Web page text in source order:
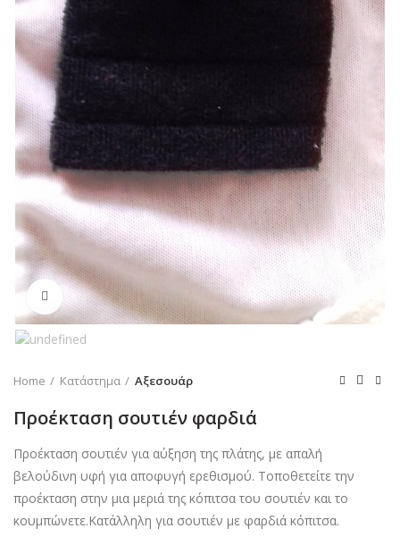
Click to enlarge
Home Κατάστημα Αξεσουάρ
Προέκταση σουτιέν φαρδιά
Προέκταση σουτιέν για αύξηση της πλάτης, με απαλή
βελούδινη υφή για αποφυγή ερεθισμού. Τοποθετείτε την
προέκταση στην μια μεριά της κόπιτσα του σουτιέν και το
κουμπώνετε.Κατάλληλη για σουτιέν με φαρδιά κόπιτσα.